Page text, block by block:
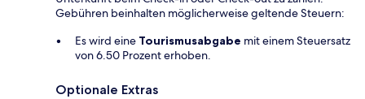
Gebühren beinhalten möglicherweise geltende Steuern:
Es wird eine Tourismusabgabe mit einem Steuersatz
von 6.50 Prozent erhoben.
Optionale Extras